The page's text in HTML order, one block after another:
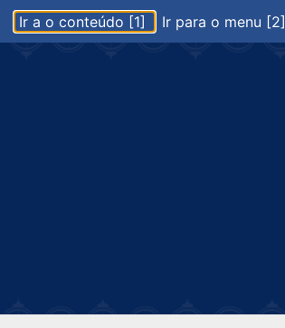
Ir a o conteúdo [1] Ir para o menu [2]